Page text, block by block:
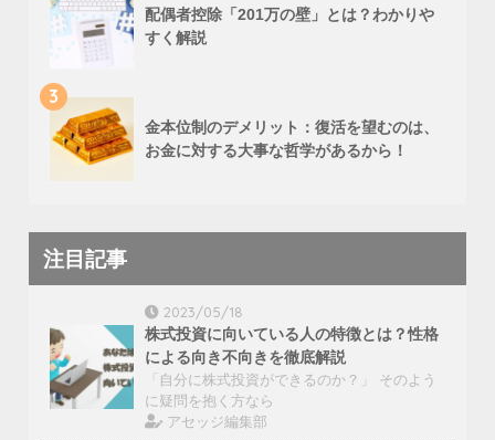
配偶者控除「201万の壁」とは？わかりや
すく解説
3
金本位制のデメリット：復活を望むのは、
お金に対する大事な哲学があるから！
注目記事
2023/05/18
株式投資に向いている人の特徴とは？性格
による向き不向きを徹底解説
「自分に株式投資ができるのか？」 そのよう
に疑問を抱く方なら
アセッジ編集部